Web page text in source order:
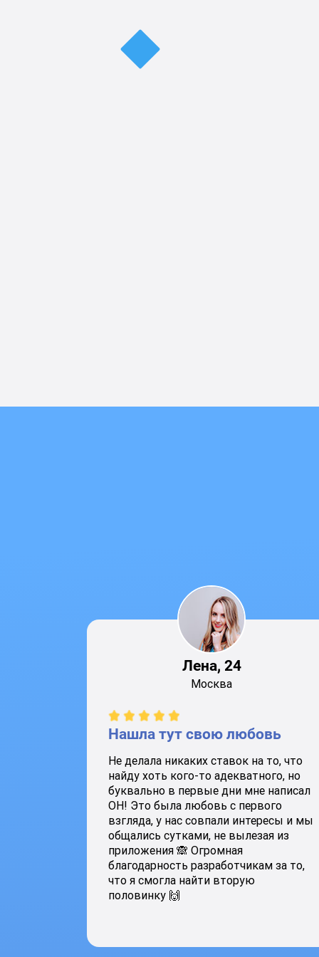
Лена, 24
Москва
Нашла тут свою любовь
Не делала никаких ставок на то, что
найду хоть кого-то адекватного, но
буквально в первые дни мне написал
ОН! Это была любовь с первого
взгляда, у нас совпали интересы и мы
общались сутками, не вылезая из
приложения 🙈 Огромная
благодарность разработчикам за то,
что я смогла найти вторую
половинку 🙌